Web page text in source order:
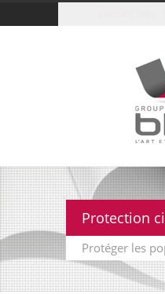
Protection
Protéger les